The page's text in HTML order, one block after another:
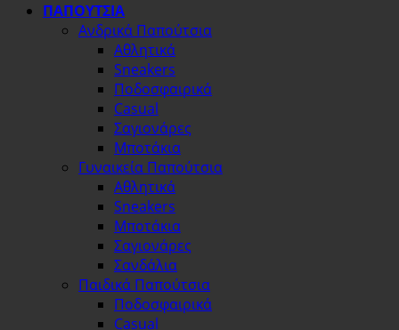
ΠΑΠΟΥΤΣΙΑ
Ανδρικά Παπούτσια
Αθλητικά
Sneakers
Ποδοσφαιρικά
Casual
Σαγιονάρες
Μποτάκια
Γυναικεία Παπούτσια
Αθλητικά
Sneakers
Μποτάκια
Σαγιονάρες
Σανδάλια
Παιδικά Παπούτσια
Ποδοσφαιρικά
Casual